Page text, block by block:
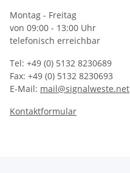
Montag - Freitag
von 09:00 - 13:00 Uhr
telefonisch erreichbar
Tel: +49 (0) 5132 8230689
Fax: +49 (0) 5132 8230693
E-Mail: mail@signalweste.net
Kontaktformular